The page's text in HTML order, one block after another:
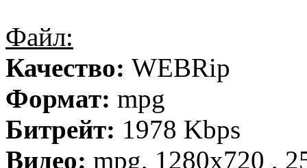
Файл:
Качество: WEBRip
Формат: mpg
Битрейт: 1978 Kbps
Видео: mpg, 1280х720 ,